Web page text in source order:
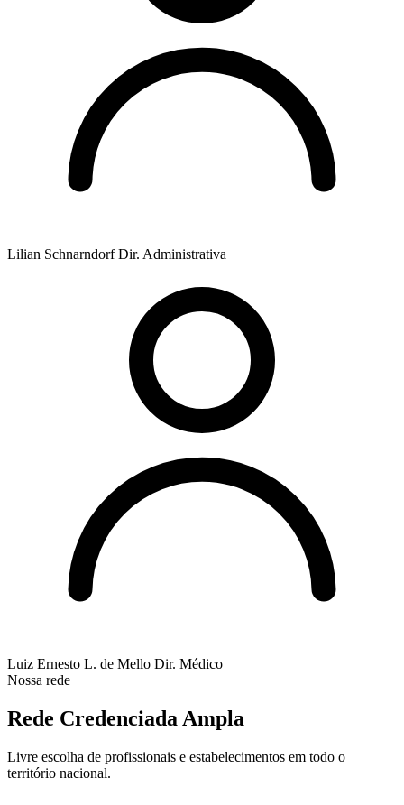
Lilian Schnarndorf Dir. Administrativa
Luiz Ernesto L. de Mello Dir. Médico
Nossa rede
Rede Credenciada Ampla
Livre escolha de profissionais e estabelecimentos em todo o
território nacional.